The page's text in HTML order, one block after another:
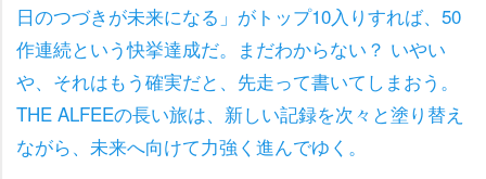
日のつづきが未来になる」がトップ10入りすれば、50
作連続という快挙達成だ。まだわからない？ いやい
、それはもう確実だと、先走って書いてしまおう。
THE ALFEEの長い旅は、新しい記録を次々と塗り替え
ながら、未来へ向けて力強く進んでゆく。